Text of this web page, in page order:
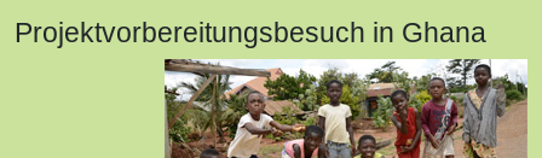
Projektvorbereitungsbesuch in Ghana